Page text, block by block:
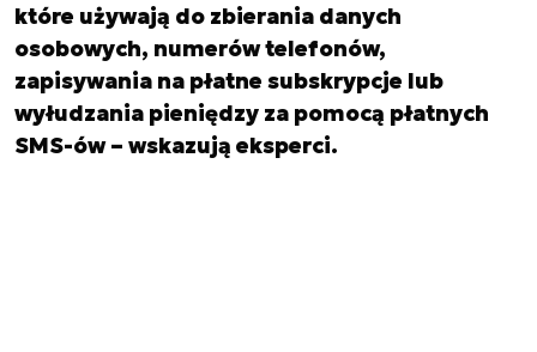
które używają do zbierania danych
osobowych, numerów telefonów,
zapisywania na płatne subskrypcje lub
wyłudzania pieniędzy za pomocą płatnych
SMS-ów – wskazują eksperci.